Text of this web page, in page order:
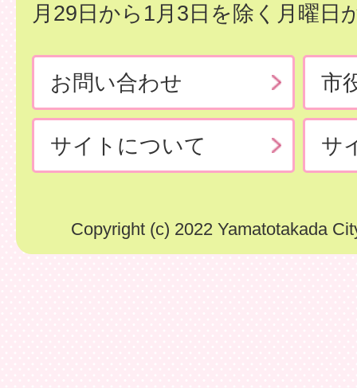
月29日から1月3日を除く月曜日
お問い合わせ 市
サイトについて サ
Copyright (c) 2022 Yamatotakada